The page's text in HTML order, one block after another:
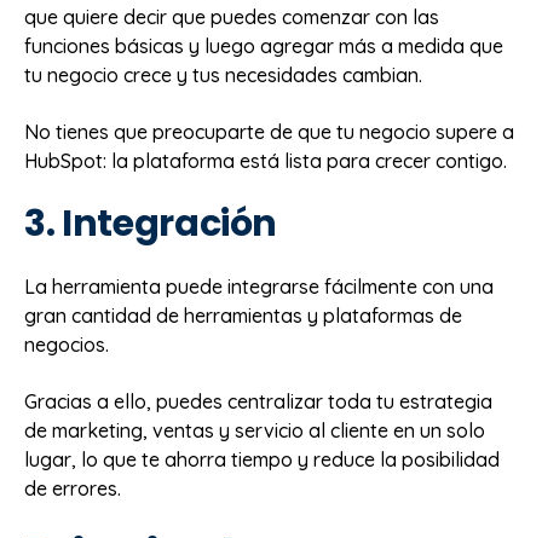
que quiere decir que puedes comenzar con las
funciones básicas y luego agregar más a medida que
tu negocio crece y tus necesidades cambian.
No tienes que preocuparte de que tu negocio supere a
HubSpot: la plataforma está lista para crecer contigo.
3. Integración
La herramienta puede integrarse fácilmente con una
gran cantidad de herramientas y plataformas de
negocios.
Gracias a ello, puedes centralizar toda tu estrategia
de marketing, ventas y servicio al cliente en un solo
lugar, lo que te ahorra tiempo y reduce la posibilidad
de errores.